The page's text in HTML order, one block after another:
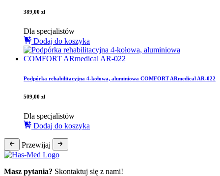
389,00 zł
Dla specjalistów
Dodaj do koszyka
Podpórka rehabilitacyjna 4-kołowa, aluminiowa COMFORT ARmedical AR-022
509,00 zł
Dla specjalistów
Dodaj do koszyka
Przewijaj
Masz pytania? Skontaktuj się z nami!